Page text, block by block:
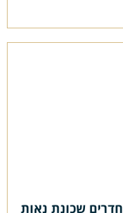
למכירה בקרית ביאליק – דירת 4 חדרים שכונת נאות